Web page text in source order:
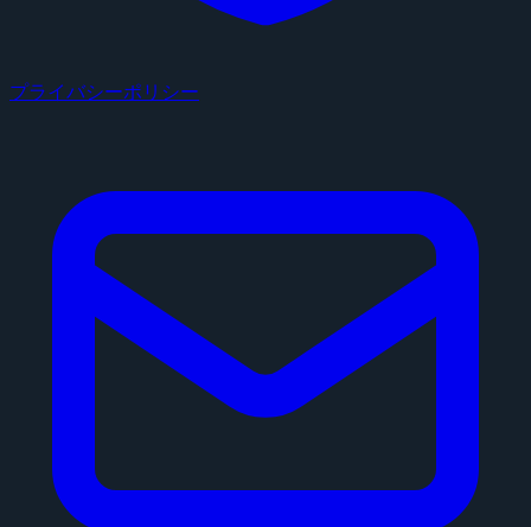
プライバシーポリシー